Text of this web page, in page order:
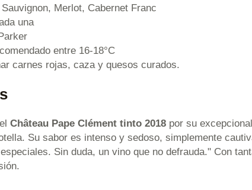
Merlot, Cabernet Franc
una
entre 16-18°C
carnes rojas, caza y quesos curados.
Château Pape Clément tinto 2018 por su
Su sabor es intenso y sedoso, simplemente
Sin duda, un vino que no defrauda." Con